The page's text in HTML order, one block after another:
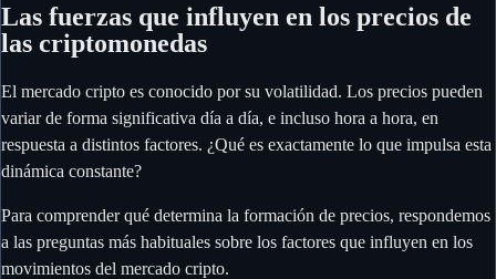
Las fuerzas que influyen en los precios de
las criptomonedas
El mercado cripto es conocido por su volatilidad. Los precios pueden
variar de forma significativa día a día, e incluso hora a hora, en
respuesta a distintos factores. ¿Qué es exactamente lo que impulsa esta
dinámica constante?
Para comprender qué determina la formación de precios, respondemos
a las preguntas más habituales sobre los factores que influyen en los
movimientos del mercado cripto.